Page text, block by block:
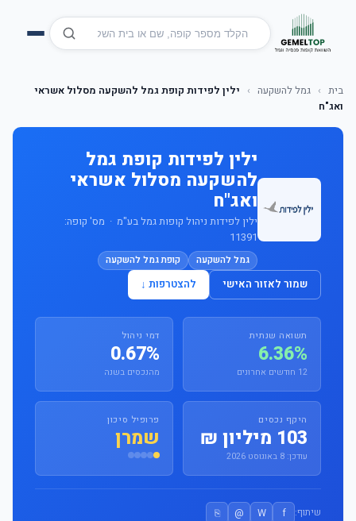
בית › גמל להשקעה ›
ילין לפידות קופת גמל להשקעה מסלול אשראי
ואג"ח
ילין לפידות קופת גמל
להשקעה מסלול אשראי
ואג"ח
ילין לפידות ניהול קופות גמל בע"מ · מס' קופה:
11391
גמל להשקעה קופת גמל להשקעה
שמור לאזור האישי להצטרפות ↓
תשואה שנתית
6.36%
12 חודשים אחרונים
דמי ניהול
0.67%
מהנכסים בשנה
היקף נכסים
103 מיליון ₪
עודכן: 8 באוגוסט 2026
פרופיל סיכון
שמרן
שיתוף: f
W
@
⎘